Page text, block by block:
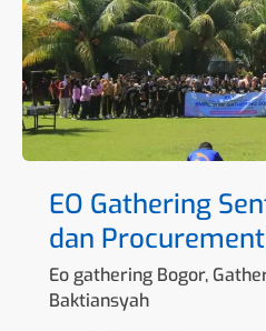
EO Gathering
dan Procurement
Eo gathering Bogor,
Baktiansyah
Procurement